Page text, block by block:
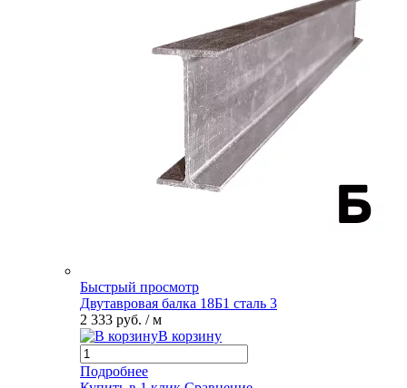
Быстрый просмотр
Двутавровая балка 18Б1 сталь 3
2 333 руб. / м
В корзину
Подробнее